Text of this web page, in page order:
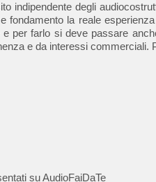
indipendente degli
fondamento la reale
per farlo si deve passare
e da interessi commerciali.
su AudioFaiDaTe